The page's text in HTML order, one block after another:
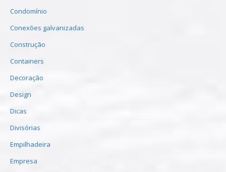
Condomínio
Conexões galvanizadas
Construção
Containers
Decoração
Design
Dicas
Divisórias
Empilhadeira
Empresa